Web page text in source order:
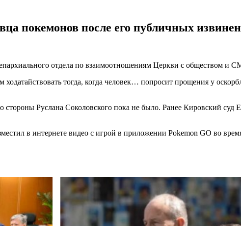
покемонов после его публичных
отдела по взаимоотношениям Церкви с обществом и
ходатайствовать тогда, когда человек… попросит прощения у
стороны Руслана Соколовского пока не было. Ранее Кировский
в интернете видео с игрой в приложении Pokemon GO во